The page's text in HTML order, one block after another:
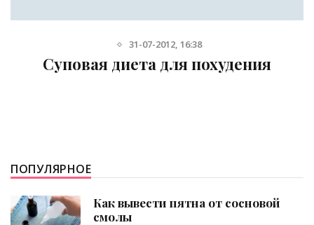
31-07-2012, 16:38
Суповая диета для похудения
ПОПУЛЯРНОЕ
Как вывести пятна от сосновой
смолы